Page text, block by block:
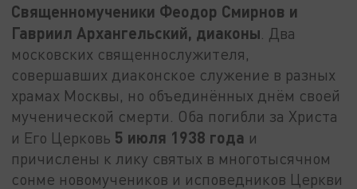
Священномученики Феодор Смирнов и
Гавриил Архангельский, диаконы . Два
московских священнослужителя,
совершавших диаконское служение в разных
храмах Москвы, но объединённых днём своей
мученической смерти. Оба погибли за Христа
и Его Церковь 5 июля 1938 года и
причислены к лику святых в многотысячном
сонме новомучеников и исповедников Церкви